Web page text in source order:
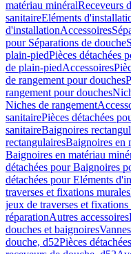
matériau minéralReceveurs
sanitaireEléments
d'installationAccessoires
pour Séparations de douche
plain-piedPièces détachées
de plain-piedAccessoires
de rangement pour douches
rangement pour douches
Niches de rangement
sanitairePièces détachées
sanitaireBaignoires
rectangulairesBaignoires en
Baignoires en matériau
détachées pour Baignoires
détachées pour Eléments
traverses et fixations murales
jeux de traverses et fixations
réparationAutres accessoires
douches et baignoires
douche, d52Pièces